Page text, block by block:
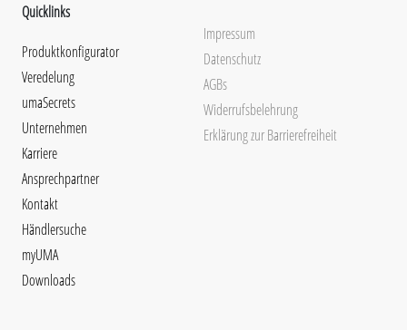
Quicklinks
Produktkonfigurator
Veredelung
umaSecrets
Unternehmen
Karriere
Ansprechpartner
Kontakt
Händlersuche
myUMA
Downloads
Impressum
Datenschutz
AGBs
Widerrufsbelehrung
Erklärung zur Barrierefreiheit